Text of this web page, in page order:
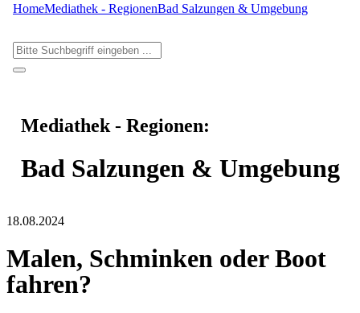
HomeMediathek - RegionenBad Salzungen & Umgebung
Mediathek - Regionen:
Bad Salzungen & Umgebung
18.08.2024
Malen, Schminken oder Boot
fahren?